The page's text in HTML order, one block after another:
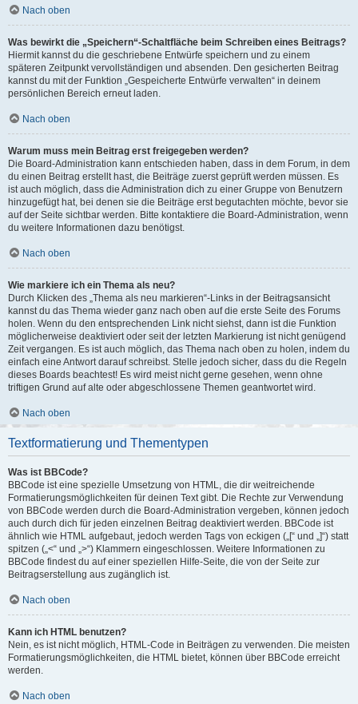
Nach oben
Was bewirkt die „Speichern“-Schaltfläche beim Schreiben eines Beitrags?
Hiermit kannst du die geschriebene Entwürfe speichern und zu einem
späteren Zeitpunkt vervollständigen und absenden. Den gesicherten Beitrag
kannst du mit der Funktion „Gespeicherte Entwürfe verwalten“ in deinem
persönlichen Bereich erneut laden.
Nach oben
Warum muss mein Beitrag erst freigegeben werden?
Die Board-Administration kann entschieden haben, dass in dem Forum, in dem
du einen Beitrag erstellt hast, die Beiträge zuerst geprüft werden müssen. Es
ist auch möglich, dass die Administration dich zu einer Gruppe von Benutzern
hinzugefügt hat, bei denen sie die Beiträge erst begutachten möchte, bevor sie
auf der Seite sichtbar werden. Bitte kontaktiere die Board-Administration, wenn
du weitere Informationen dazu benötigst.
Nach oben
Wie markiere ich ein Thema als neu?
Durch Klicken des „Thema als neu markieren“-Links in der Beitragsansicht
kannst du das Thema wieder ganz nach oben auf die erste Seite des Forums
holen. Wenn du den entsprechenden Link nicht siehst, dann ist die Funktion
möglicherweise deaktiviert oder seit der letzten Markierung ist nicht genügend
Zeit vergangen. Es ist auch möglich, das Thema nach oben zu holen, indem du
einfach eine Antwort darauf schreibst. Stelle jedoch sicher, dass du die Regeln
dieses Boards beachtest! Es wird meist nicht gerne gesehen, wenn ohne
triftigen Grund auf alte oder abgeschlossene Themen geantwortet wird.
Nach oben
Textformatierung und Thementypen
Was ist BBCode?
BBCode ist eine spezielle Umsetzung von HTML, die dir weitreichende
Formatierungsmöglichkeiten für deinen Text gibt. Die Rechte zur Verwendung
von BBCode werden durch die Board-Administration vergeben, können jedoch
auch durch dich für jeden einzelnen Beitrag deaktiviert werden. BBCode ist
ähnlich wie HTML aufgebaut, jedoch werden Tags von eckigen („[“ und „]“) statt
spitzen („<“ und „>“) Klammern eingeschlossen. Weitere Informationen zu
BBCode findest du auf einer speziellen Hilfe-Seite, die von der Seite zur
Beitragserstellung aus zugänglich ist.
Nach oben
Kann ich HTML benutzen?
Nein, es ist nicht möglich, HTML-Code in Beiträgen zu verwenden. Die meisten
Formatierungsmöglichkeiten, die HTML bietet, können über BBCode erreicht
werden.
Nach oben